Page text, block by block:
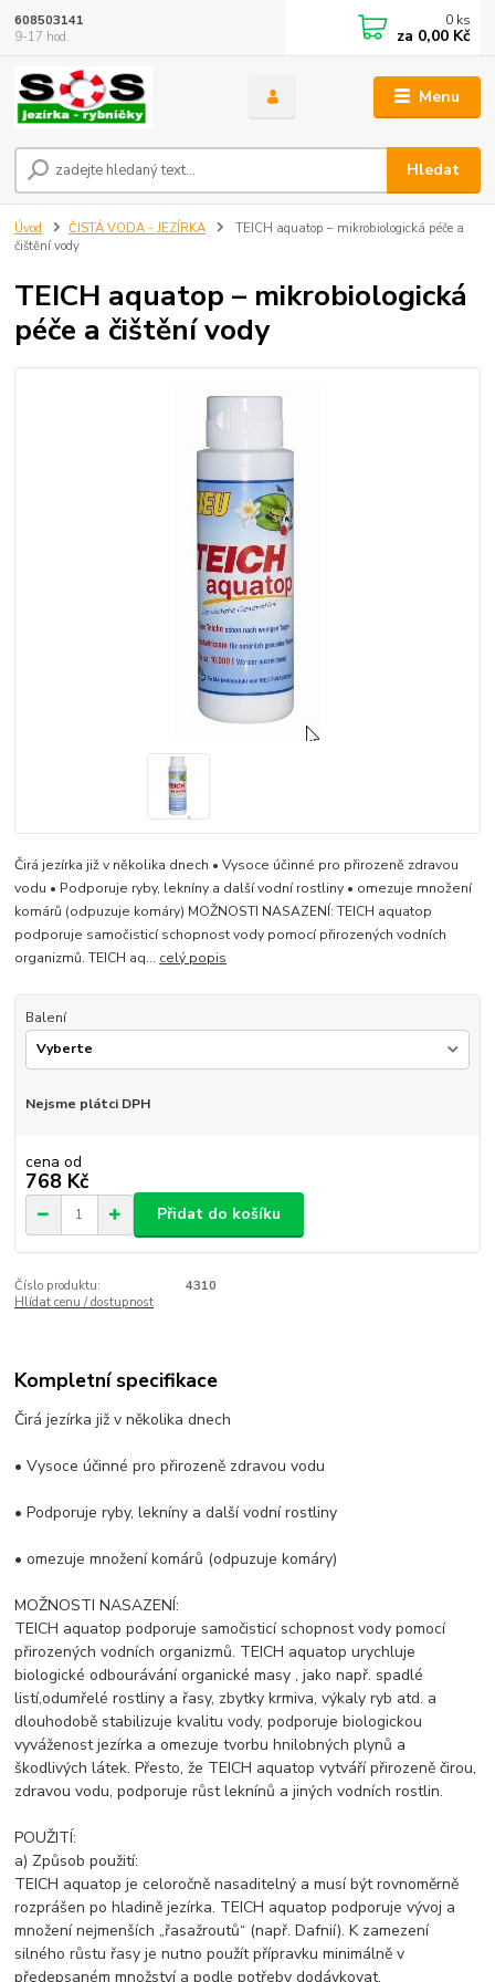
Menu
Hledat
608503141
9-17 hod.
0 ks
za 0,00 Kč
Úvod ČISTÁ VODA - JEZÍRKA
TEICH aquatop – mikrobiologická péče a
čištění vody
TEICH aquatop – mikrobiologická
péče a čištění vody
Čirá jezírka již v několika dnech • Vysoce účinné pro přirozeně zdravou
vodu • Podporuje ryby, lekníny a další vodní rostliny • omezuje množení
komárů (odpuzuje komáry) MOŽNOSTI NASAZENÍ: TEICH aquatop
podporuje samočisticí schopnost vody pomocí přirozených vodních
organizmů. TEICH aq... celý popis
Balení
Nejsme plátci DPH
cena od
768 Kč
Přidat do košíku
Číslo produktu:
4310
Hlídat cenu / dostupnost
Kompletní specifikace
Čirá jezírka již v několika dnech
• Vysoce účinné pro přirozeně zdravou vodu
• Podporuje ryby, lekníny a další vodní rostliny
• omezuje množení komárů (odpuzuje komáry)
MOŽNOSTI NASAZENÍ:
TEICH aquatop podporuje samočisticí schopnost vody pomocí
přirozených vodních organizmů. TEICH aquatop urychluje
biologické odbourávání organické masy , jako např. spadlé
listí,odumřelé rostliny a řasy, zbytky krmiva, výkaly ryb atd. a
dlouhodobě stabilizuje kvalitu vody, podporuje biologickou
vyváženost jezírka a omezuje tvorbu hnilobných plynů a
škodlivých látek. Přesto, že TEICH aquatop vytváří přirozeně čirou,
zdravou vodu, podporuje růst leknínů a jiných vodních rostlin.
POUŽITÍ:
a) Způsob použití:
TEICH aquatop je celoročně nasaditelný a musí být rovnoměrně
rozprášen po hladině jezírka. TEICH aquatop podporuje vývoj a
množení nejmenších „řasažroutů“ (např. Dafnií). K zamezení
silného růstu řasy je nutno použít přípravku minimálně v
předepsaném množství a podle potřeby dodávkovat.